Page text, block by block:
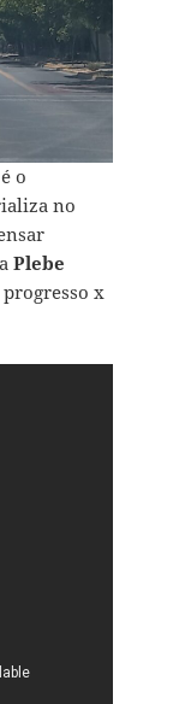
o
no
Plebe
x